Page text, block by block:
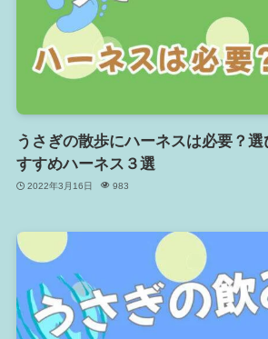
うさぎの散歩にハーネスは必要？
すすめハーネス３選
2022年3月16日 983